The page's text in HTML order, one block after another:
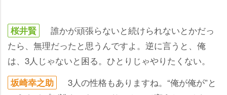
桜井賢
誰かが頑張らないと続けられないとかだっ
たら、無理だったと思うんですよ。逆に言うと、俺
は、3人じゃないと困る。ひとりじゃやりたくない。
坂崎幸之助
3人の性格もありますね。“俺が俺が”と